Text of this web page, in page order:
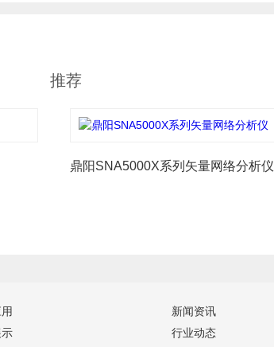
推荐
鼎阳SNA5000X系列矢量网络分析仪
新闻资讯
行业动态